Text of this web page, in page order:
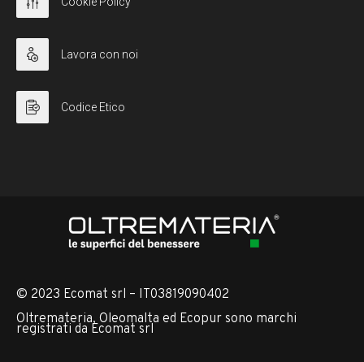
Lavora con noi
Codice Etico
© 2023 Ecomat srl – IT03819090402
Oltremateria, Oleomalta ed Ecopur sono marchi
registrati da Ecomat srl